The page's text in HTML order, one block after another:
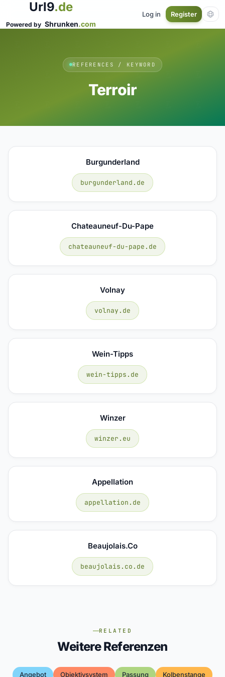
Url9.de
Powered by Shrunken.com
Log in Register
REFERENCES / KEYWORD
Terroir
Burgunderland
burgunderland.de
Chateauneuf-Du-Pape
chateauneuf-du-pape.de
Volnay
volnay.de
Wein-Tipps
wein-tipps.de
Winzer
winzer.eu
Appellation
appellation.de
Beaujolais.co
beaujolais.co.de
RELATED
Weitere Referenzen
Angebot Objektivsystem Passung Kolbenstange